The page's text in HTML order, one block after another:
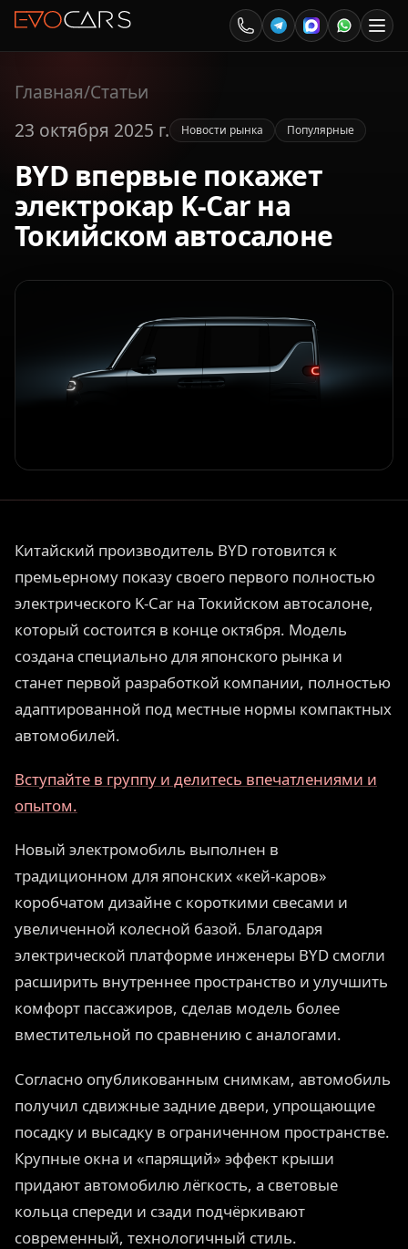
Главная/Статьи
23 октября 2025 г.
Новости рынка Популярные
BYD впервые покажет
электрокар K-Car на
Токийском автосалоне
Китайский производитель BYD готовится к
премьерному показу своего первого полностью
электрического K-Car на Токийском автосалоне,
который состоится в конце октября. Модель
создана специально для японского рынка и
станет первой разработкой компании, полностью
адаптированной под местные нормы компактных
автомобилей.
Вступайте в группу и делитесь впечатлениями и
опытом.
Новый электромобиль выполнен в
традиционном для японских «кей-каров»
коробчатом дизайне с короткими свесами и
увеличенной колесной базой. Благодаря
электрической платформе инженеры BYD смогли
расширить внутреннее пространство и улучшить
комфорт пассажиров, сделав модель более
вместительной по сравнению с аналогами.
Согласно опубликованным снимкам, автомобиль
получил сдвижные задние двери, упрощающие
посадку и высадку в ограниченном пространстве.
Крупные окна и «парящий» эффект крыши
придают автомобилю лёгкость, а световые
кольца спереди и сзади подчёркивают
современный, технологичный стиль.